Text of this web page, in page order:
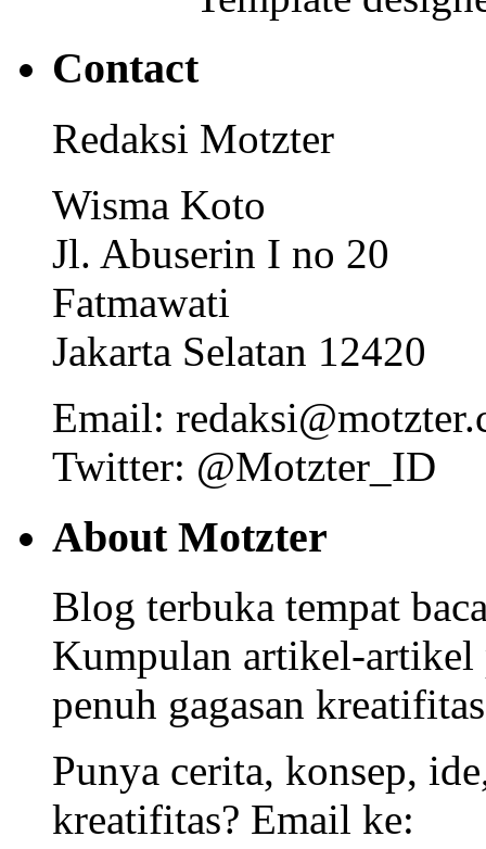
Contact
Redaksi Motzter
Wisma Koto
Jl. Abuserin I no 20
Fatmawati
Jakarta Selatan 12420
Email:
Twitter: @Motzter_ID
About Motzter
Blog terbuka tempat
Kumpulan artikel-artikel
penuh gagasan
Punya cerita, konsep,
kreatifitas? Email ke: